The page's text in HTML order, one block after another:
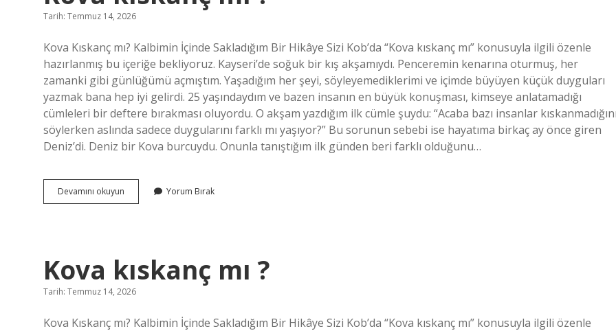
Tarih: Temmuz 14, 2026
Kova Kıskanç mı? Kalbimin İçinde Sakladığım Bir Hikâye Sizi Kob’da “Kova kıskanç mı” konusuyla ilgili özenle
hazırlanmış bu içeriğe bekliyoruz. Kayseri’de soğuk bir kış akşamıydı. Penceremin kenarına oturmuş, her
zamanki gibi günlüğümü açmıştım. Yaşadığım her şeyi, söyleyemediklerimi ve içimde büyüyen küçük duyguları
yazmak bana hep iyi gelirdi. 25 yaşındaydım ve bazen insanın en büyük konuşması, kimseye anlatamadığı
cümleleri bir deftere bırakması oluyordu. O akşam yazdığım ilk cümle şuydu: “Acaba bazı insanlar
söylerken aslında sadece duygularını farklı mı yaşıyor?” Bu sorunun sebebi ise hayatıma birkaç ay önce giren
Deniz’di. Deniz bir Kova burcuydu. Onunla tanıştığım ilk günden beri farklı olduğunu…
Devamını okuyun
kıskanç
Yorum Bırak
Kova kıskanç mı ?
Tarih: Temmuz 14, 2026
Kova Kıskanç mı? Kalbimin İçinde Sakladığım Bir Hikâye Sizi Kob’da “Kova kıskanç mı” konusuyla ilgili özenle